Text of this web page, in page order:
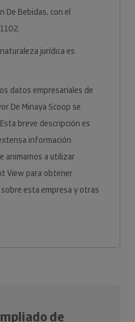
De Bebidas, con el
jurídica es
datos empresariales de
De Minaya Scoop se
breve descripción es
información
animamos a utilizar
View para obtener
esta empresa y otras
de